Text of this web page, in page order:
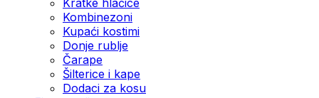
Kombinezoni
Kupaći kostimi
Donje rublje
Čarape
Šilterice i kape
Dodaci za kosu